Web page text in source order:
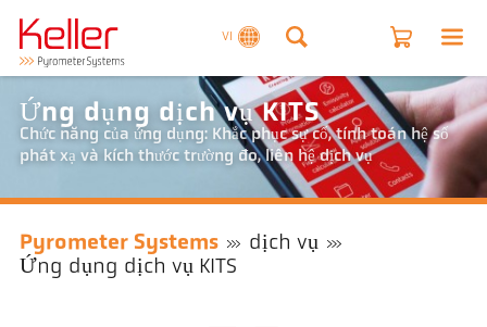
VI
Ứng dụng dịch vụ KITS
Chức năng của ứng dụng: Khắc phục sự cố, tính toán hệ số
phát xạ và kích thước trường đo, liên hệ dịch vụ
Pyrometer Systems
dịch vụ
Ứng dụng dịch vụ KITS